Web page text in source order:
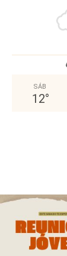
SÁB
12°